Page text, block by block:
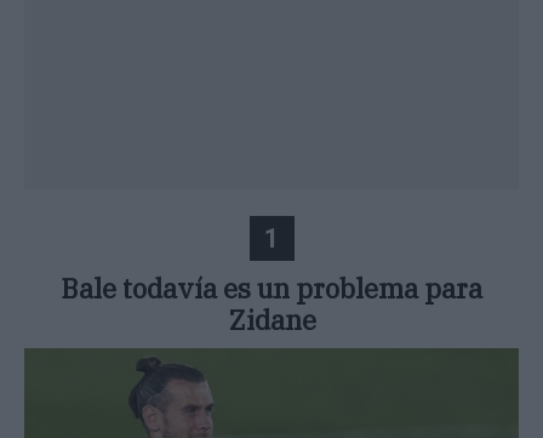
1
Bale todavía es un problema para
Zidane